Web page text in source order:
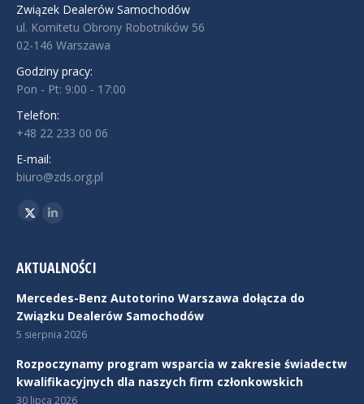
Związek Dealerów Samochodów
ul. Komitetu Obrony Robotników 56
02-146 Warszawa
Godziny pracy:
Pon - Pt: 9:00 - 17:00
Telefon:
+48 22 233 00 06
E-mail:
biuro@zds.org.pl
Znajdź nas na:
TwitterLinkedin
AKTUALNOŚCI
Mercedes-Benz Autotorino Warszawa dołącza do
Związku Dealerów Samochodów
5 sierpnia 2026
Rozpoczynamy program wsparcia w zakresie świadectw
kwalifikacyjnych dla naszych firm członkowskich
30 lipca 2026